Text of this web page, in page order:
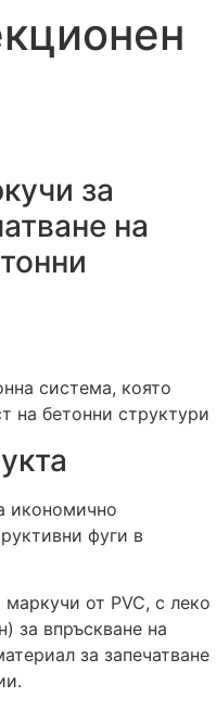
за
на
система, която
на бетонни структури
икономично
фуги в
маркучи от PVC, с леко
за впръскване на
за запечатване